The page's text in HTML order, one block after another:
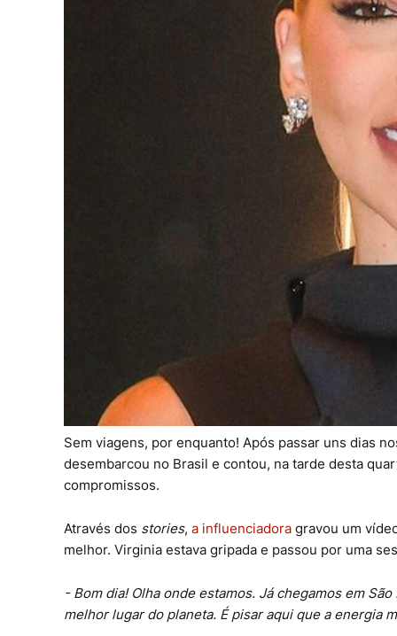
Sem viagens, por enquanto! Após passar uns dias
desembarcou no Brasil e contou, na tarde desta
compromissos.
Através dos stories, a influenciadora gravou um
melhor. Virginia estava gripada e passou por uma
- Bom dia! Olha onde estamos. Já chegamos em
melhor lugar do planeta. É pisar aqui que a energia